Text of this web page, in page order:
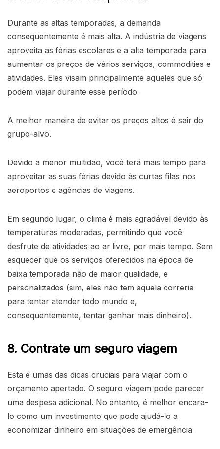
Durante as altas temporadas, a demanda
consequentemente é mais alta. A indústria de viagens
aproveita as férias escolares e a alta temporada para
aumentar os preços de vários serviços, commodities e
atividades. Eles visam principalmente aqueles que só
podem viajar durante esse período.
A melhor maneira de evitar os preços altos é sair do
grupo-alvo.
Devido a menor multidão, você terá mais tempo para
aproveitar as suas férias devido às curtas filas nos
aeroportos e agências de viagens.
Em segundo lugar, o clima é mais agradável devido às
temperaturas moderadas, permitindo que você
desfrute de atividades ao ar livre, por mais tempo. Sem
esquecer que os serviços oferecidos na época de
baixa temporada não de maior qualidade, e
personalizados (sim, eles não tem aquela correria
para tentar atender todo mundo e,
consequentemente, tentar ganhar mais dinheiro).
8. Contrate um seguro viagem
Esta é umas das dicas cruciais para viajar com o
orçamento apertado. O seguro viagem pode parecer
uma despesa adicional. No entanto, é melhor encara-
lo como um investimento que pode ajudá-lo a
economizar dinheiro em situações de emergência.